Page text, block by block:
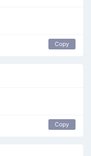
Copy
Copy